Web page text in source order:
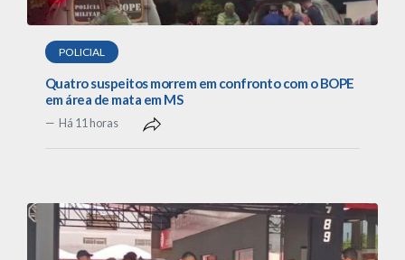
POLICIAL
Quatro suspeitos morrem em confronto com o BOPE
em área de mata em MS
Há 11 horas